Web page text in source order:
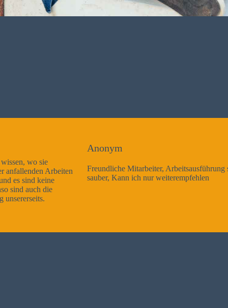
Freundliche Mitarbeiter, Arbeitsausführung sehr gut und sehr
sauber, Kann ich nur weiterempfehlen